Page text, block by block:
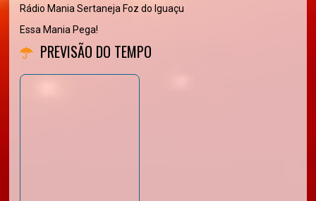
Rádio Mania Sertaneja Foz do Iguaçu
Essa Mania Pega!
PREVISÃO DO TEMPO